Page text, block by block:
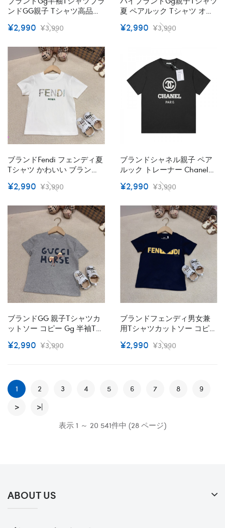
ンドGG親子 Tシャツ高品質
90¬160cm 綿100%で型崩れ
しにくくよれにくい ペア揃
ップル 大人の上質Tシャツ
¥2,990 ¥3,990
夏 ペアルック Tシャツ オー
バーサイズ 20代 30代40代 T
シャツ 激安パロディ 大人の
¥2,990 ¥3,990
ブランドFendi フェンディ夏
Tシャツ かわいい ブランド
子供服 コピー 激安屋Tシャ
ツカットソーペアカップル
パロディ
¥2,990 ¥3,990
ブランドシャネル親子 ペア
ルック トレーナー Chanel子
供Tシャツ 女の子 半袖 カッ
トソー トップス 夏 S¬3XL メ
触り良い 綿 上着 カップル
プレゼント 90¬160CM
¥2,990 ¥3,990
ブランドGG 親子tシャツカ
ットソー コピー Gg 半袖tシ
ャツメンズ オーバーサイズ
綿100%で型崩れしにくくよ
服 コピー 激安屋
¥2,990 ¥3,990
ブランドフェンディ男女兼
用tシャツカットソー コピー
Fendi ペア揃いtシャツ ユニ
セック ブランド 綿100%で型
カジュアル S¬3XL
¥2,990 ¥3,990
1 2 3 4 5 6 7 8
9
>
>|
表示 1 ～ 20 541件中 (28 ページ)
ABOUT US